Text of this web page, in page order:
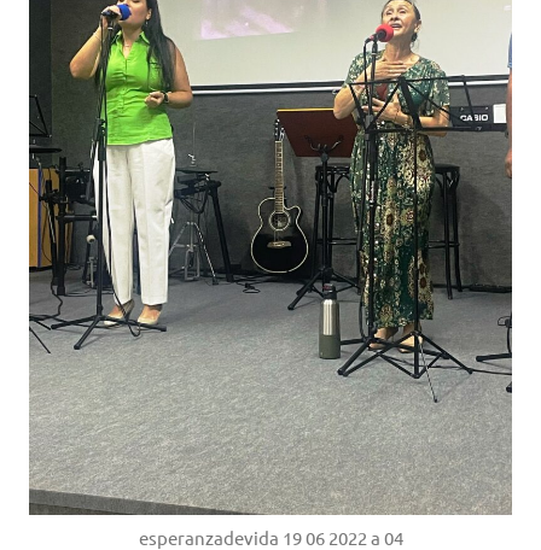
esperanzadevida 19 06 2022 a 04